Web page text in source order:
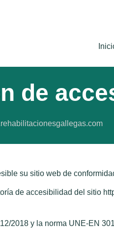
de
su sitio web de
de accesibilidad del sitio
2018 y la norma UNE-EN